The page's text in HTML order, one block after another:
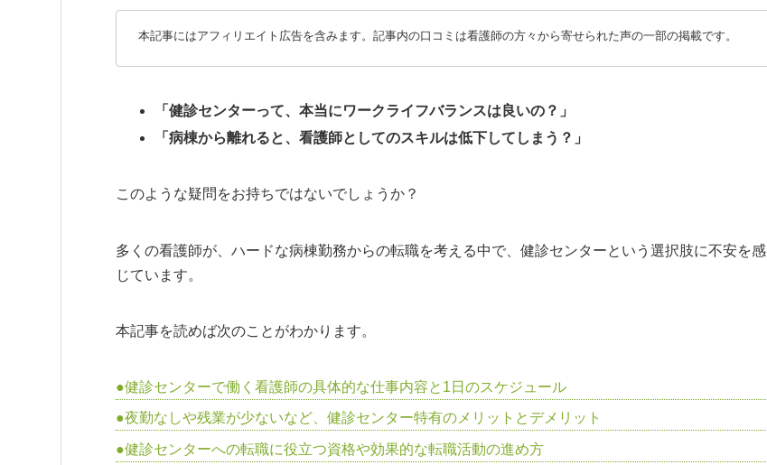
本記事にはアフィリエイト広告を含みます。記事内の口コミは看護師の方々から寄せられた声の一部の掲載です。
「健診センターって、本当にワークライフバランスは良いの？」
「病棟から離れると、看護師としてのスキルは低下してしまう？」
このような疑問をお持ちではないでしょうか？
多くの看護師が、ハードな病棟勤務からの転職を考える中で、健診センターという選択肢に不安を感
じています。
本記事を読めば次のことがわかります。
健診センターで働く看護師の具体的な仕事内容と1日のスケジュール
夜勤なしや残業が少ないなど、健診センター特有のメリットとデメリット
健診センターへの転職に役立つ資格や効果的な転職活動の進め方